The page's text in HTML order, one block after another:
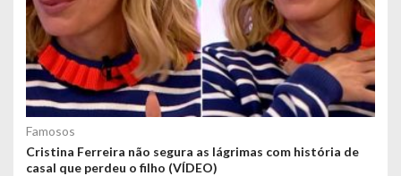
Famosos
Cristina Ferreira não segura as lágrimas com história de
casal que perdeu o filho (VÍDEO)